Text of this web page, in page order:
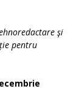
şi
pentru